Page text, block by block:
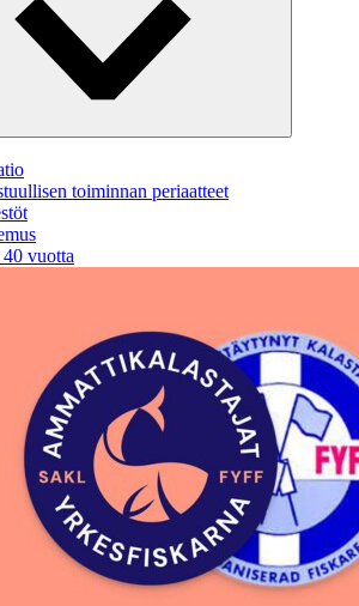
toiminnan periaatteet
vuotta